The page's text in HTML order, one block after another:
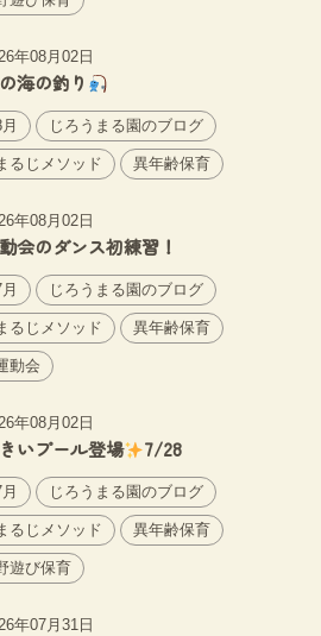
年08月02日
海の釣り
じろうまる園のブログ
るじメソッド 異年齢保育
年08月02日
会のダンス初練習！
じろうまる園のブログ
るじメソッド 異年齢保育
動会
年08月02日
いプール登場 7/28
じろうまる園のブログ
るじメソッド 異年齢保育
遊び保育
年07月31日